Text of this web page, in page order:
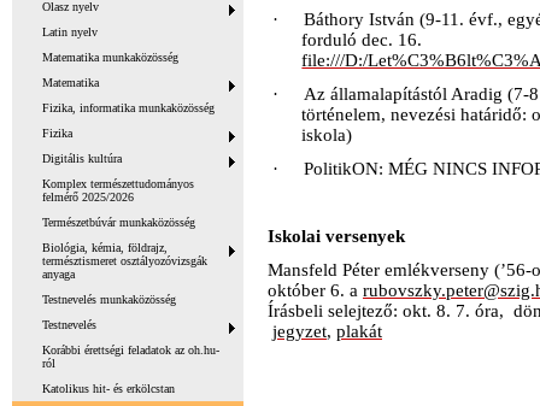
Olasz nyelv
Latin nyelv
Matematika munkaközösség
Matematika
Fizika, informatika munkaközösség
Fizika
Digitális kultúra
Komplex természettudományos
felmérő 2025/2026
Természetbúvár munkaközösség
Biológia, kémia, földrajz,
természtismeret osztályozóvizsgák
anyaga
Testnevelés munkaközösség
Testnevelés
Korábbi érettségi feladatok az oh.hu-
ról
Katolikus hit- és erkölcstan
·
Báthory István (9-11. évf.,
forduló dec. 16.
file:///D:/
·
Az államalapítástól Aradig (7-
történelem, nevezési határidő:
iskola)
·
PolitikON:MÉG NINCS
Iskolai versenyek
Mansfeld Péter emlékverseny
október 6. a
Írásbeli selejtező: okt. 8. 7. óra,
jegyzet, plakát